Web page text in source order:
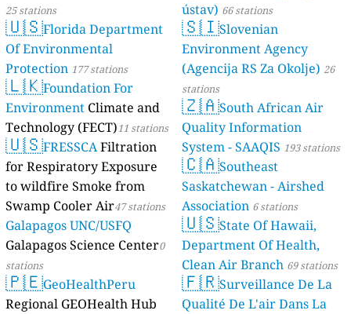
25 stations
🇺🇸Florida Department
Of Environmental
Protection 177 stations
🇱🇰Foundation For
Environment Climate and
Technology (FECT)11 stations
🇺🇸FRESSCAFiltration
for Respiratory Exposure
to wildfire Smoke from
Swamp Cooler Air47 stations
Galapagos UNC/USFQ
Galapagos Science Center0
stations
🇵🇪GeoHealthPeru
Regional GEOHealth Hub
ústav) 66 stations
🇸🇮Slovenian
Environment Agency
(Agencija RS Za Okolje) 26
stations
🇿🇦South African Air
Quality Information
System - SAAQIS 193 stations
🇨🇦Southeast
Saskatchewan - Airshed
Association 6 stations
🇺🇸State Of Hawaii,
Department Of Health,
Clean Air Branch 69 stations
🇫🇷Surveillance De La
Qualité De L'air Dans La